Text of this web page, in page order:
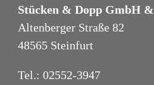
Stücken & Dopp GmbH
Altenberger Straße 82
48565 Steinfurt
Tel.: 02552-3947